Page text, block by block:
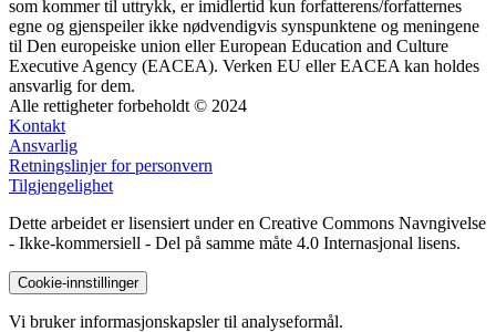
som kommer til uttrykk, er imidlertid kun forfatterens/forfatternes
egne og gjenspeiler ikke nødvendigvis synspunktene og meningene
til Den europeiske union eller European Education and Culture
Executive Agency (EACEA). Verken EU eller EACEA kan holdes
ansvarlig for dem.
Alle rettigheter forbeholdt © 2024
Kontakt
Ansvarlig
Retningslinjer for personvern
Tilgjengelighet
Dette arbeidet er lisensiert under en Creative Commons Navngivelse
- Ikke-kommersiell - Del på samme måte 4.0 Internasjonal lisens.
Cookie-innstillinger
Vi bruker informasjonskapsler til analyseformål.